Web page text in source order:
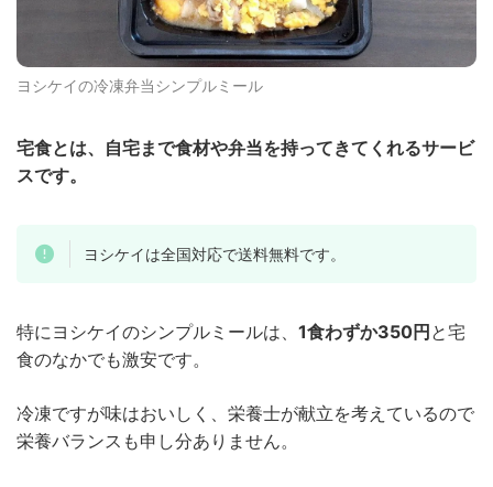
ヨシケイの冷凍弁当シンプルミール
宅食とは、自宅まで食材や弁当を持ってきてくれるサービ
スです。
ヨシケイは全国対応で送料無料です。
特にヨシケイのシンプルミールは、 1食わずか350円 と宅
食のなかでも激安です。
冷凍ですが味はおいしく、栄養士が献立を考えているので
栄養バランスも申し分ありません。